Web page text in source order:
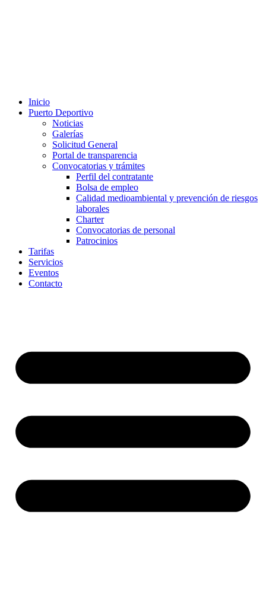
Inicio
Puerto Deportivo
Noticias
Galerías
Solicitud General
Portal de transparencia
Convocatorias y trámites
Perfil del contratante
Bolsa de empleo
Calidad medioambiental y prevención de riesgos
laborales
Charter
Convocatorias de personal
Patrocinios
Tarifas
Servicios
Eventos
Contacto